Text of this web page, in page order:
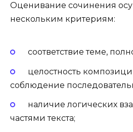
Оценивание сочинения
нескольким критериям:
соответствие теме,
целостность
соблюдение
наличие логических
частями текста;